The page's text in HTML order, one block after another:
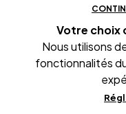
Ces avis
Business de l'office
été
Conditions générales
Votre choix
Nous utilisons
fonctionnalités